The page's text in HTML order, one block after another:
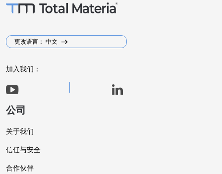
更改语言： 中文
加入我们：
公司
关于我们
信任与安全
合作伙伴